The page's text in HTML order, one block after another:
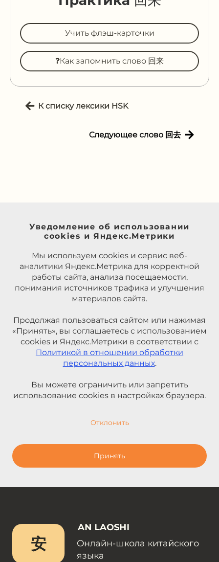
Учить флэш-карточки
❓Как запомнить слово 回来
К списку лексики HSK
Следующее слово 回去
Уведомление об использовании
cookies и Яндекс.Метрики
Мы используем cookies и сервис веб-
аналитики Яндекс.Метрика для корректной
работы сайта, анализа посещаемости,
понимания источников трафика и улучшения
материалов сайта.
Продолжая пользоваться сайтом или нажимая
«Принять», вы соглашаетесь с использованием
cookies и Яндекс.Метрики в соответствии с
Политикой в отношении обработки
персональных данных.
Вы можете ограничить или запретить
использование cookies в настройках браузера.
Отклонить
Принять
安
AN LAOSHI
Онлайн-школа китайского
языка